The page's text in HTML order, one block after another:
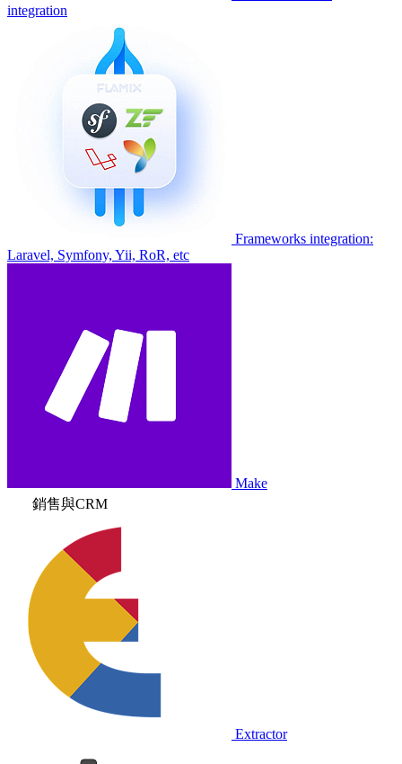
integration
Frameworks integration:
Laravel, Symfony, Yii, RoR, etc
Make
銷售與CRM
Extractor